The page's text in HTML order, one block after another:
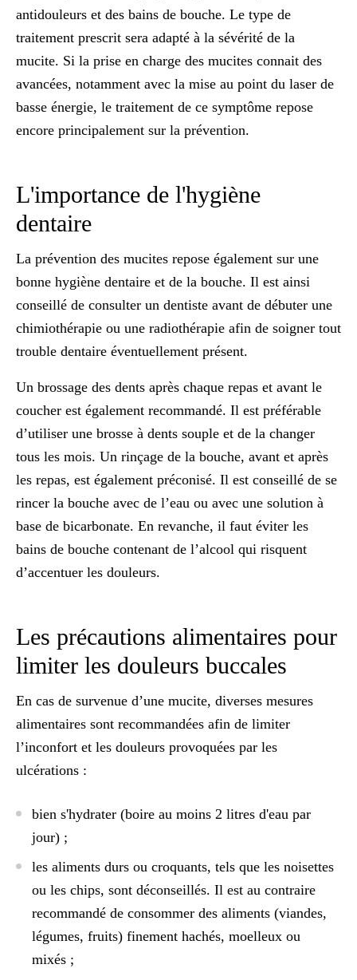
antidouleurs et des bains de bouche. Le type de
traitement prescrit sera adapté à la sévérité de la
mucite. Si la prise en charge des mucites connait des
avancées, notamment avec la mise au point du laser de
basse énergie, le traitement de ce symptôme repose
encore principalement sur la prévention.
L'importance de l'hygiène
dentaire
La prévention des mucites repose également sur une
bonne hygiène dentaire et de la bouche. Il est ainsi
conseillé de consulter un dentiste avant de débuter une
chimiothérapie ou une radiothérapie afin de soigner tout
trouble dentaire éventuellement présent.
Un brossage des dents après chaque repas et avant le
coucher est également recommandé. Il est préférable
d’utiliser une brosse à dents souple et de la changer
tous les mois. Un rinçage de la bouche, avant et après
les repas, est également préconisé. Il est conseillé de se
rincer la bouche avec de l’eau ou avec une solution à
base de bicarbonate. En revanche, il faut éviter les
bains de bouche contenant de l’alcool qui risquent
d’accentuer les douleurs.
Les précautions alimentaires pour
limiter les douleurs buccales
En cas de survenue d’une mucite, diverses mesures
alimentaires sont recommandées afin de limiter
l’inconfort et les douleurs provoquées par les
ulcérations :
bien s'hydrater (boire au moins 2 litres d'eau par
jour) ;
les aliments durs ou croquants, tels que les noisettes
ou les chips, sont déconseillés. Il est au contraire
recommandé de consommer des aliments (viandes,
légumes, fruits) finement hachés, moelleux ou
mixés ;